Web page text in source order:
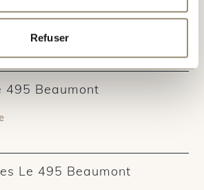
Refuser
Le 495 Beaumont
Beaumont
Le 495 Beaumont